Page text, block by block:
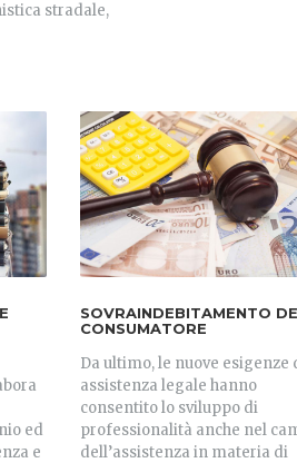
stradale,
ed
e
SOVRAINDEBITAMENTO
CONSUMATORE
Da ultimo, le nuove esigenze
assistenza legale hanno
consentito lo sviluppo di
professionalità anche nel
dell’assistenza in materia di